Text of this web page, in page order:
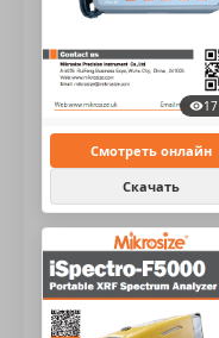
17
Смотреть онлайн
Скачать